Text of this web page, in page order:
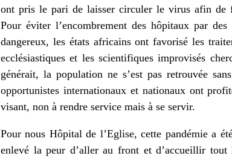
ont pris le pari de laisser circuler le virus afin de
Pour éviter l’encombrement des hôpitaux par
dangereux, les états africains ont favorisé les
ecclésiastiques et les scientifiques improvisés
générait, la population ne s’est pas retrouvée
opportunistes internationaux et nationaux ont
visant, non à rendre service mais à se servir.
Pour nous Hôpital de l’Eglise, cette pandémie a
enlevé la peur d’aller au front et d’accueillir